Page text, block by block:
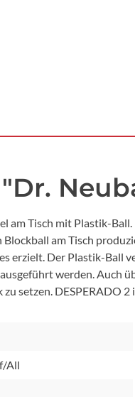
am Tisch mit Plastik-
am Tisch
erzielt. Der Plastik-
werden. Auch
setzen. DESPERADO
All